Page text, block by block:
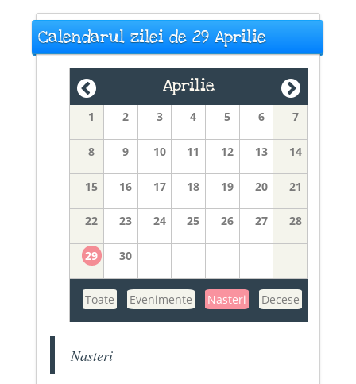
Calendarul zilei de 29 Aprilie
Aprilie
1 2 3 4 5 6 7
8 9 10 11 12 13 14
15 16 17 18 19 20 21
22 23 24 25 26 27 28
29 30
Toate Evenimente Nasteri Decese
Nasteri